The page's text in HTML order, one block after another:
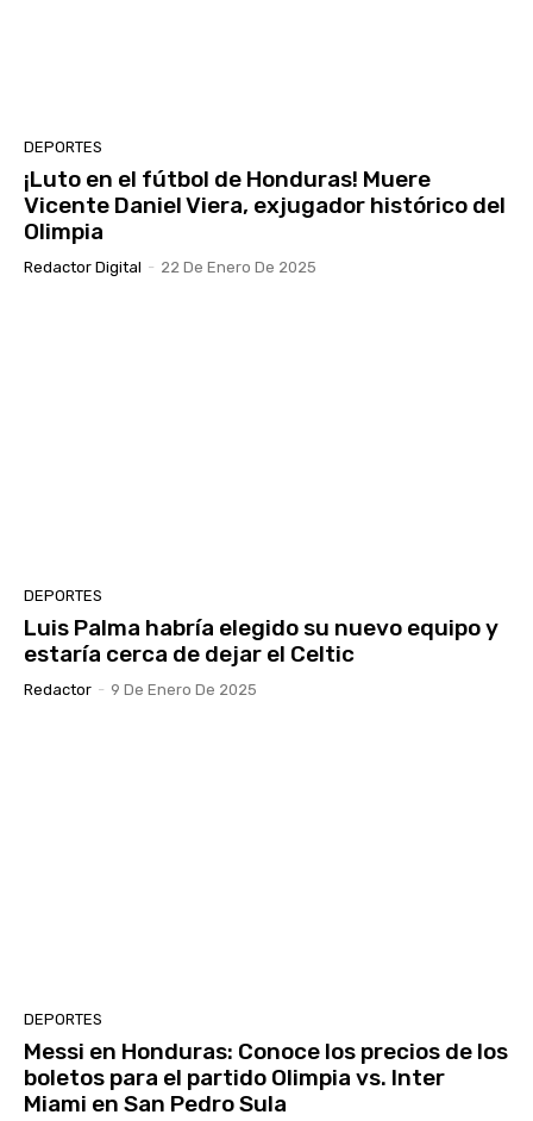
DEPORTES
¡Luto en el fútbol de Honduras! Muere
Vicente Daniel Viera, exjugador histórico del
Olimpia
Redactor Digital - 22 De Enero De 2025
DEPORTES
Luis Palma habría elegido su nuevo equipo y
estaría cerca de dejar el Celtic
Redactor - 9 De Enero De 2025
DEPORTES
Messi en Honduras: Conoce los precios de los
boletos para el partido Olimpia vs. Inter
Miami en San Pedro Sula